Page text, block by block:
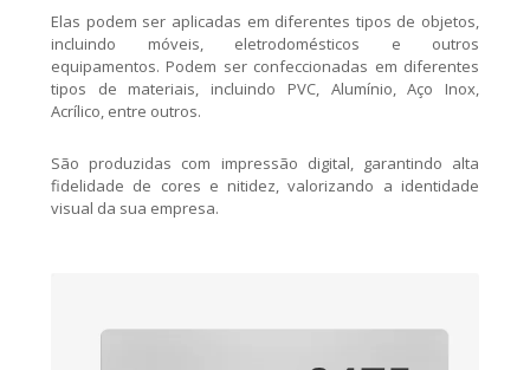
Elas podem ser aplicadas em diferentes tipos de objetos,
incluindo móveis, eletrodomésticos e outros
equipamentos. Podem ser confeccionadas em diferentes
tipos de materiais, incluindo PVC, Alumínio, Aço Inox,
Acrílico, entre outros.
São produzidas com impressão digital, garantindo alta
fidelidade de cores e nitidez, valorizando a identidade
visual da sua empresa.